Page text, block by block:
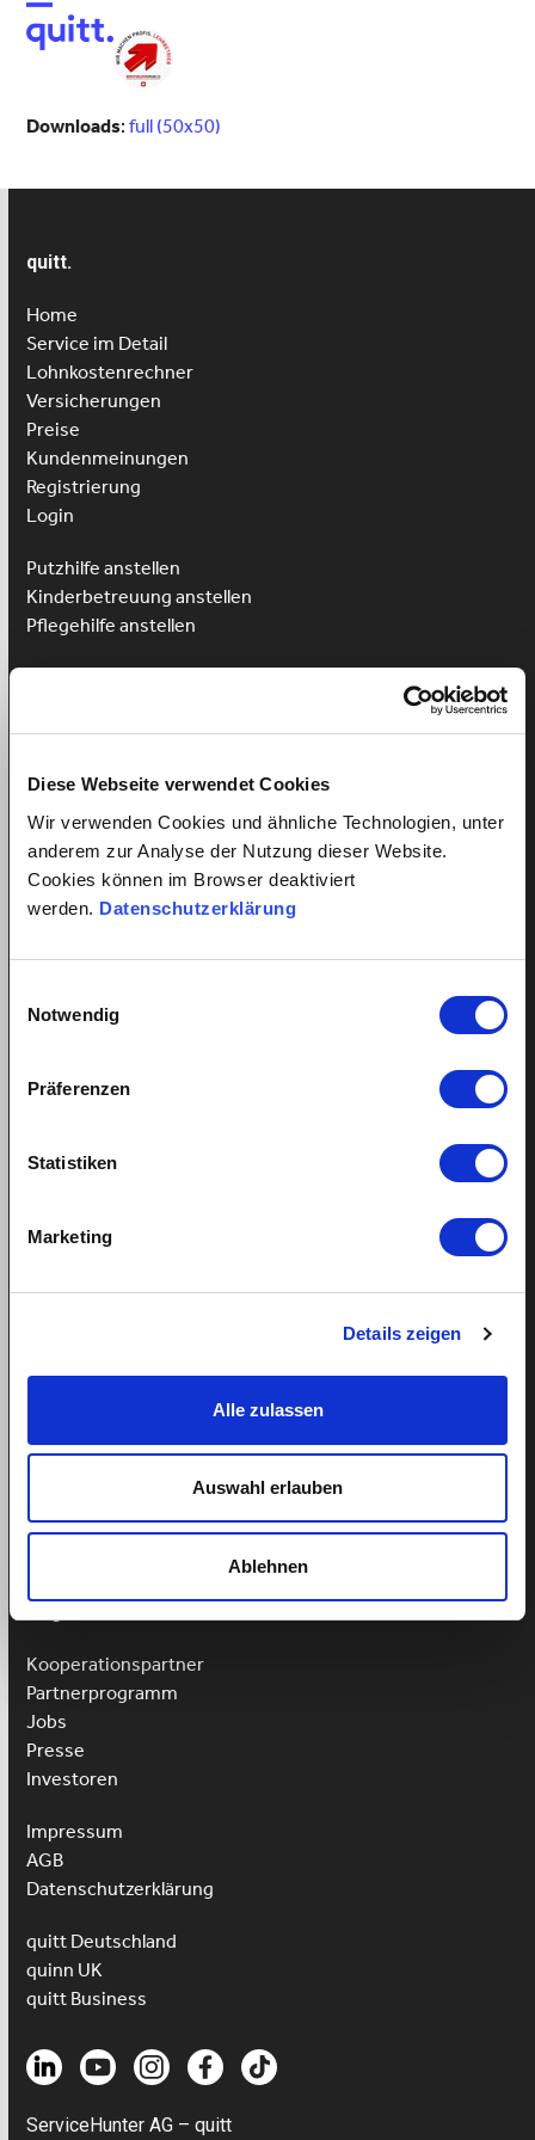
Diese Webseite verwendet Cookies
Wir verwenden Cookies und ähnliche Technologien, unter
anderem zur Analyse der Nutzung dieser Website.
Cookies können im Browser deaktiviert
werden. Datenschutzerklärung
Notwendig
Präferenzen
Statistiken
Marketing
Details zeigen
Alle zulassen
Auswahl erlauben
Ablehnen
Open
mobile
Close
mobile
Downloads:full (50x50)
quitt.
Home
Service im Detail
Lohnkostenrechner
Versicherungen
Preise
Kundenmeinungen
Registrierung
Login
Putzhilfe anstellen
Kinderbetreuung anstellen
Pflegehilfe anstellen
Arbeitnehmer Login
Alles über Arbeitsverhältnisse
Fairer Lohn Nanny
Lohnzahlung trotz Krankheit
Hilfe
Termin buchen
Mo-Fr: 9-13 Uhr
Kooperationspartner
Partnerprogramm
Jobs
Presse
Investoren
Impressum
AGB
Datenschutzerklärung
quitt Deutschland
quinn UK
quitt Business
ServiceHunter AG – quitt